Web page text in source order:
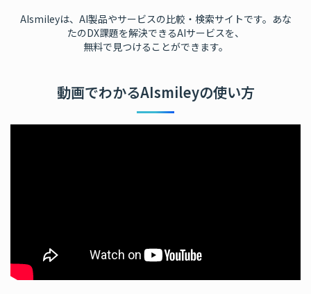
AIsmileyは、AI製品やサービスの比較・検索サイトです。あな
たのDX課題を解決できるAIサービスを、
無料で見つけることができます。
動画でわかるAIsmileyの使い方